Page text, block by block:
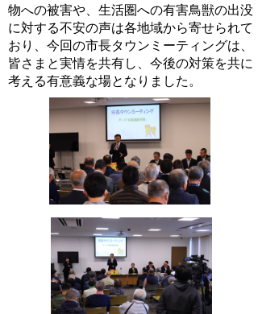
物への被害や、生活圏への有害鳥獣の出没
に対する不安の声は各地域から寄せられて
おり、今回の市長タウンミーティングは、
皆さまと実情を共有し、今後の対策を共に
考える有意義な場となりました。